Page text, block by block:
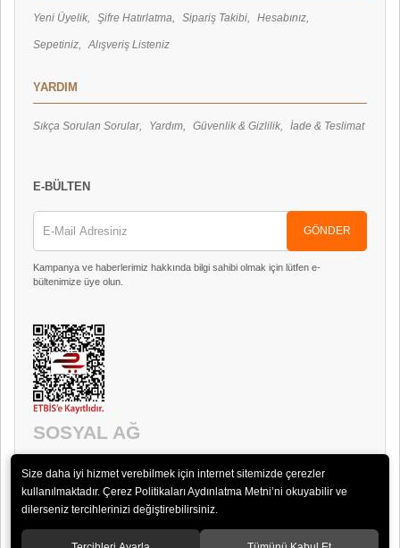
Yeni Üyelik Şifre Hatırlatma Sipariş Takibi Hesabınız
Sepetiniz Alışveriş Listeniz
YARDIM
Sıkça Sorulan Sorular Yardım Güvenlik & Gizlilik İade & Teslimat
E-BÜLTEN
GÖNDER
Kampanya ve haberlerimiz hakkında bilgi sahibi olmak için lütfen e-
bültenimize üye olun.
SOSYAL AĞ
Size daha iyi hizmet verebilmek için internet sitemizde çerezler
kullanılmaktadır. Çerez Politikaları Aydınlatma Metni’ni okuyabilir ve
dilerseniz tercihlerinizi değiştirebilirsiniz.